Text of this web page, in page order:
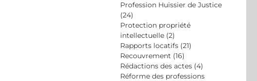
Profession Huissier de Justice
(24)
Protection propriété
intellectuelle (2)
Rapports locatifs (21)
Recouvrement (16)
Rédactions des actes (4)
Réforme des professions